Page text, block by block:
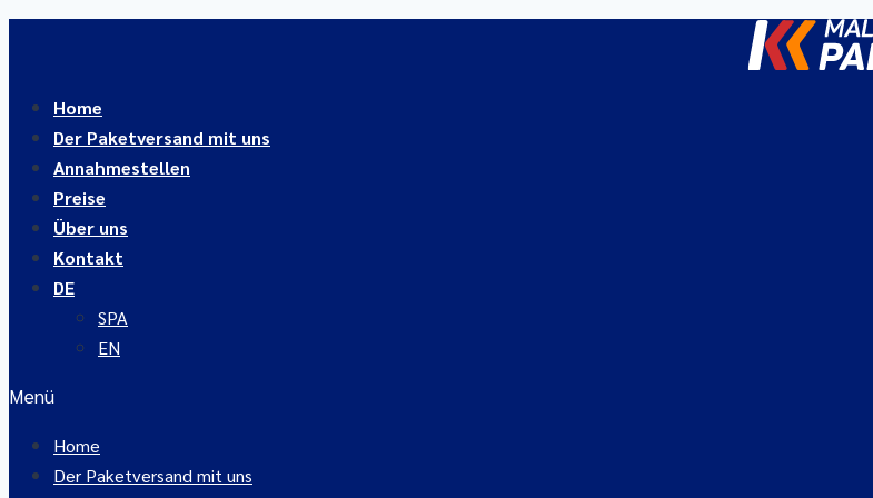
Home
Der Paketversand mit uns
Annahmestellen
Preise
Über uns
Kontakt
DE
SPA
EN
Menü
Home
Der Paketversand mit uns